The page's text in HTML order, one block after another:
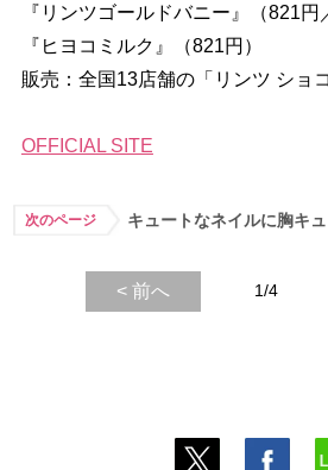
『リンツゴールドバニー』（821円
『ヒヨコミルク』（821円）
販売：全国13店舗の「リンツ ショ
OFFICIAL SITE
次のページ キュートなネイルに胸キュ
< 前へ 1/4